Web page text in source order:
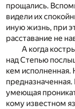
прощались.
видели их
иную жизнь, при
расставание не
А когда
над Степью
кем исполненная.
умеющая
кому известном